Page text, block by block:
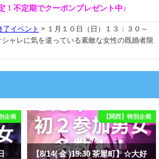
！不定期でクーポンプレゼント中♪
了イベント > １月１０日（日）１３：３０～
シャレに気を遣っている素敵な女性の既婚者限
企画 【関西】特別企画
【8/14( 金 )19:30 茶屋町】☆大好